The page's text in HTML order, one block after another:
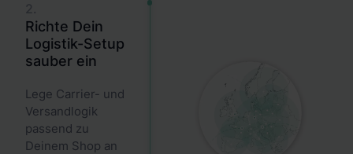
2.
Richte Dein
Logistik-Setup
sauber ein
Lege Carrier- und
Versandlogik
passend zu
Deinem Shop an